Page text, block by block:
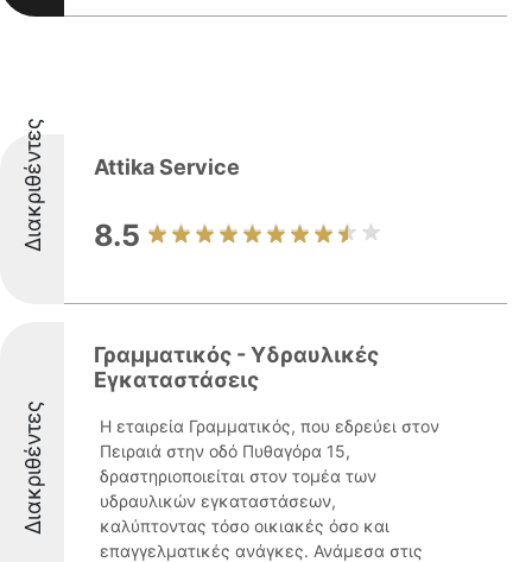
Διακριθέντες Attika Service
8.5
Διακριθέντες
Γραμματικός - Υδραυλικές
Εγκαταστάσεις
Η εταιρεία Γραμματικός, που εδρεύει στον
Πειραιά στην οδό Πυθαγόρα 15,
δραστηριοποιείται στον τομέα των
υδραυλικών εγκαταστάσεων,
καλύπτοντας τόσο οικιακές όσο και
επαγγελματικές ανάγκες. Ανάμεσα στις